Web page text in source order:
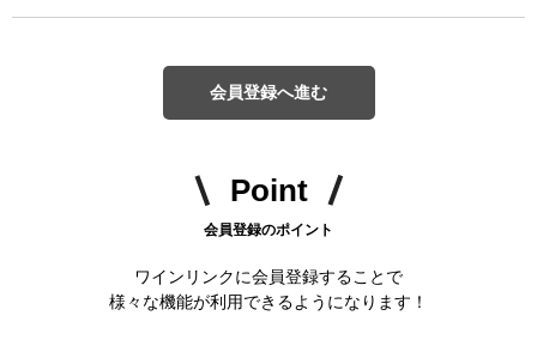
会員登録へ進む
Point
会員登録のポイント
ワインリンクに会員登録することで
様々な機能が利用できるようになります！